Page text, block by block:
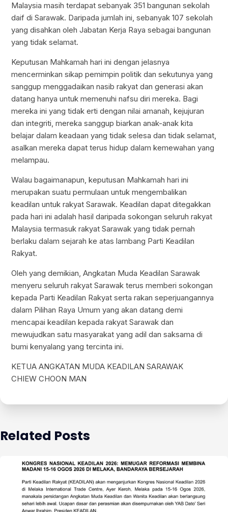
Malaysia masih terdapat sebanyak 351 bangunan sekolah
daif di Sarawak. Daripada jumlah ini, sebanyak 107 sekolah
yang disahkan oleh Jabatan Kerja Raya sebagai bangunan
yang tidak selamat.
Keputusan Mahkamah hari ini dengan jelasnya
mencerminkan sikap pemimpin politik dan sekutunya yang
sanggup menggadaikan nasib rakyat dan generasi akan
datang hanya untuk memenuhi nafsu diri mereka. Bagi
mereka ini yang tidak erti dengan nilai amanah, kejujuran
dan integriti, mereka sanggup biarkan anak-anak kita
belajar dalam keadaan yang tidak selesa dan tidak selamat,
asalkan mereka dapat terus hidup dalam kemewahan yang
melampau.
Walau bagaimanapun, keputusan Mahkamah hari ini
merupakan suatu permulaan untuk mengembalikan
keadilan untuk rakyat Sarawak. Keadilan dapat ditegakkan
pada hari ini adalah hasil daripada sokongan seluruh rakyat
Malaysia termasuk rakyat Sarawak yang tidak pernah
berlaku dalam sejarah ke atas lambang Parti Keadilan
Rakyat.
Oleh yang demikian, Angkatan Muda Keadilan Sarawak
menyeru seluruh rakyat Sarawak terus memberi sokongan
kepada Parti Keadilan Rakyat serta rakan seperjuangannya
dalam Pilihan Raya Umum yang akan datang demi
mencapai keadilan kepada rakyat Sarawak dan
mewujudkan satu masyarakat yang adil dan saksama di
bumi kenyalang yang tercinta ini.
KETUA ANGKATAN MUDA KEADILAN SARAWAK
CHIEW CHOON MAN
Related Posts